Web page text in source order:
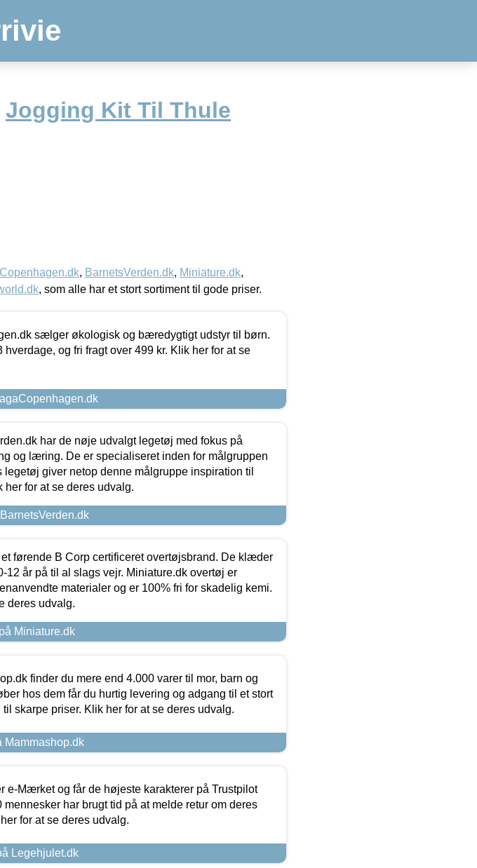
Jogging Kit Til Thule
, BarnetsVerden.dk, Miniature.dk,
, som alle har et stort sortiment til gode priser.
sælger økologisk og bæredygtigt udstyr til børn.
hverdage, og fri fragt over 499 kr. Klik her for at se
har de nøje udvalgt legetøj med fokus på
og læring. De er specialiseret inden for målgruppen
legetøj giver netop denne målgruppe inspiration til
her for at se deres udvalg.
et førende B Corp certificeret overtøjsbrand. De klæder
12 år på til al slags vejr. Miniature.dk overtøj er
materialer og er 100% fri for skadelig kemi.
deres udvalg.
Miniature.dk
finder du mere end 4.000 varer til mor, barn og
hos dem får du hurtig levering og adgang til et stort
til skarpe priser. Klik her for at se deres udvalg.
Mammashop.dk
e-Mærket og får de højeste karakterer på Trustpilot
mennesker har brugt tid på at melde retur om deres
for at se deres udvalg.
Legehjulet.dk